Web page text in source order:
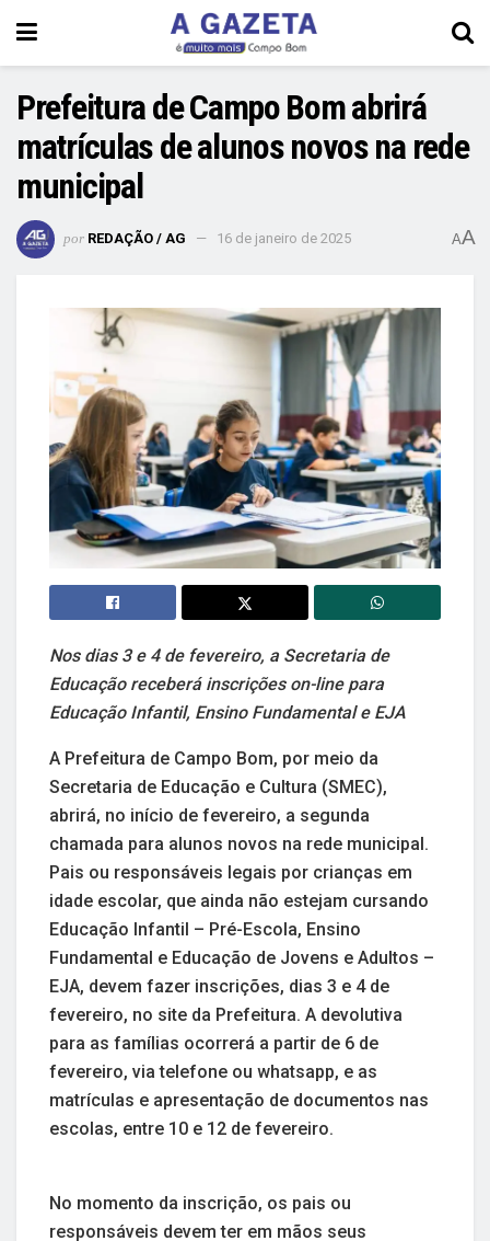
Prefeitura de Campo Bom abrirá
matrículas de alunos novos na rede
municipal
por REDAÇÃO / AG 16 de janeiro de 2025 AA
Nos dias 3 e 4 de fevereiro, a Secretaria de
Educação receberá inscrições on-line para
Educação Infantil, Ensino Fundamental e EJA
A Prefeitura de Campo Bom, por meio da
Secretaria de Educação e Cultura (SMEC),
abrirá, no início de fevereiro, a segunda
chamada para alunos novos na rede municipal.
Pais ou responsáveis legais por crianças em
idade escolar, que ainda não estejam cursando
Educação Infantil – Pré-Escola, Ensino
Fundamental e Educação de Jovens e Adultos –
EJA, devem fazer inscrições, dias 3 e 4 de
fevereiro, no site da Prefeitura. A devolutiva
para as famílias ocorrerá a partir de 6 de
fevereiro, via telefone ou whatsapp, e as
matrículas e apresentação de documentos nas
escolas, entre 10 e 12 de fevereiro.
No momento da inscrição, os pais ou
responsáveis devem ter em mãos seus